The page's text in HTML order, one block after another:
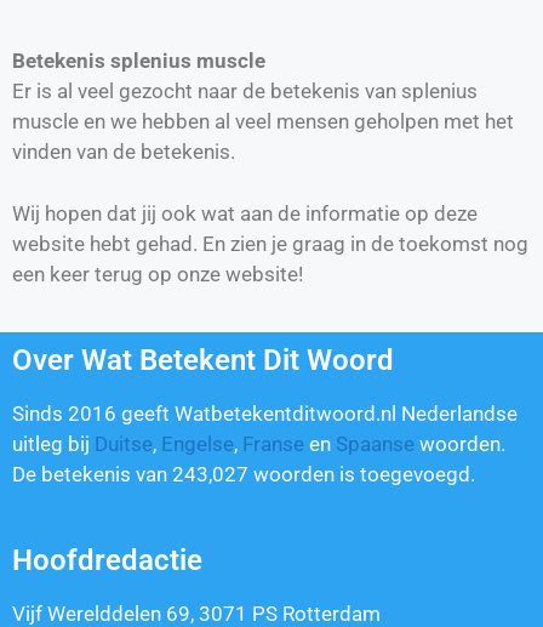
Betekenis splenius muscle
Er is al veel gezocht naar de betekenis van splenius
muscle en we hebben al veel mensen geholpen met het
vinden van de betekenis.
Wij hopen dat jij ook wat aan de informatie op deze
website hebt gehad. En zien je graag in de toekomst nog
een keer terug op onze website!
Over Wat Betekent Dit Woord
Sinds 2016 geeft Watbetekentditwoord.nl Nederlandse
uitleg bij Duitse, Engelse, Franse en Spaanse woorden.
De betekenis van 243,027 woorden is toegevoegd.
Hoofdredactie
Vijf Werelddelen 69, 3071 PS Rotterdam